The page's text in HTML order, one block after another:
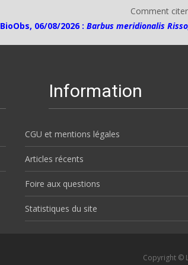
Comment
BioObs, 06/08/2026 : Barbus meridionalis
Information
CGU et mentions légales
Articles récents
Foire aux questions
Statistiques du site
Copyright ©